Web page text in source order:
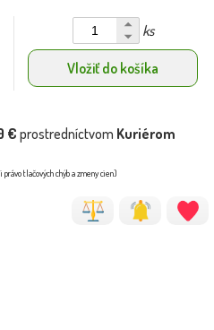
ks
Vložiť do košíka
€prostredníctvom Kuriérom
tlačových chýb a zmeny cien)